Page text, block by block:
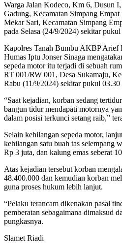
Warga Jalan Kodeco, Km 6, Dusun
Gadung, Kecamatan Simpang
Mekar Sari, Kecamatan Simpang
pada Selasa (24/9/2024) sekitar
Kapolres Tanah Bumbu AKBP Arief
Humas Iptu Jonser Sinaga
sepeda motor itu terjadi di sebuah
RT 001/RW 001, Desa Sukamaju,
Rabu (11/9/2024) sekitar pukul
“Saat kejadian, korban sedang
bangun tidur mendapati motornya
dalam posisi terkunci setang raib,”
Selain kehilangan sepeda motor,
kehilangan satu buah tas selempang
Rp 3 juta, dan kalung emas seberat
Atas kejadian tersebut korban
48.400.000 dan kemudian korban
guna proses hukum lebih lanjut.
“Pelaku terancam dikenakan pasal
pemberatan sebagaimana dimaksud
pungkasnya.
Slamet Riadi